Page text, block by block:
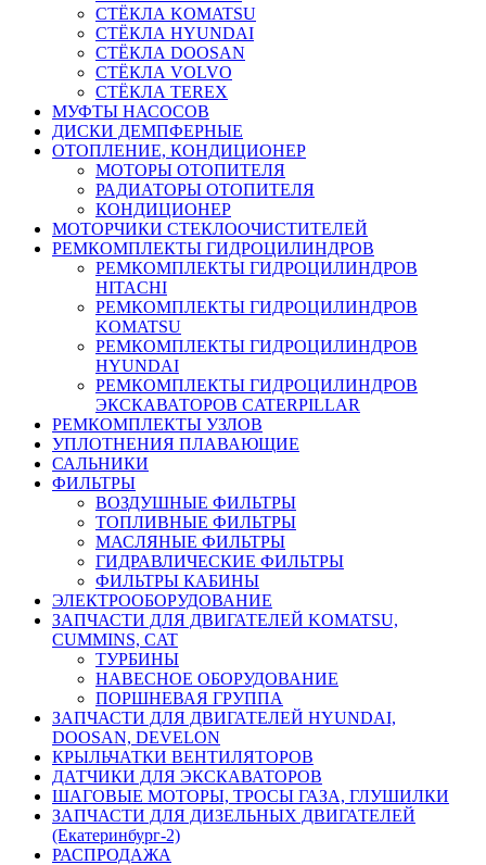
СТЁКЛА KOMATSU
СТЁКЛА HYUNDAI
СТЁКЛА DOOSAN
СТЁКЛА VOLVO
СТЁКЛА TEREX
МУФТЫ НАСОСОВ
ДИСКИ ДЕМПФЕРНЫЕ
ОТОПЛЕНИЕ, КОНДИЦИОНЕР
МОТОРЫ ОТОПИТЕЛЯ
РАДИАТОРЫ ОТОПИТЕЛЯ
КОНДИЦИОНЕР
МОТОРЧИКИ СТЕКЛООЧИСТИТЕЛЕЙ
РЕМКОМПЛЕКТЫ ГИДРОЦИЛИНДРОВ
РЕМКОМПЛЕКТЫ ГИДРОЦИЛИНДРОВ
HITACHI
РЕМКОМПЛЕКТЫ ГИДРОЦИЛИНДРОВ
KOMATSU
РЕМКОМПЛЕКТЫ ГИДРОЦИЛИНДРОВ
HYUNDAI
РЕМКОМПЛЕКТЫ ГИДРОЦИЛИНДРОВ
ЭКСКАВАТОРОВ CATERPILLAR
РЕМКОМПЛЕКТЫ УЗЛОВ
УПЛОТНЕНИЯ ПЛАВАЮЩИЕ
САЛЬНИКИ
ФИЛЬТРЫ
ВОЗДУШНЫЕ ФИЛЬТРЫ
ТОПЛИВНЫЕ ФИЛЬТРЫ
МАСЛЯНЫЕ ФИЛЬТРЫ
ГИДРАВЛИЧЕСКИЕ ФИЛЬТРЫ
ФИЛЬТРЫ КАБИНЫ
ЭЛЕКТРООБОРУДОВАНИЕ
ЗАПЧАСТИ ДЛЯ ДВИГАТЕЛЕЙ KOMATSU,
CUMMINS, CAT
ТУРБИНЫ
НАВЕСНОЕ ОБОРУДОВАНИЕ
ПОРШНЕВАЯ ГРУППА
ЗАПЧАСТИ ДЛЯ ДВИГАТЕЛЕЙ HYUNDAI,
DOOSAN, DEVELON
КРЫЛЬЧАТКИ ВЕНТИЛЯТОРОВ
ДАТЧИКИ ДЛЯ ЭКСКАВАТОРОВ
ШАГОВЫЕ МОТОРЫ, ТРОСЫ ГАЗА, ГЛУШИЛКИ
ЗАПЧАСТИ ДЛЯ ДИЗЕЛЬНЫХ ДВИГАТЕЛЕЙ
(Екатеринбург-2)
РАСПРОДАЖА